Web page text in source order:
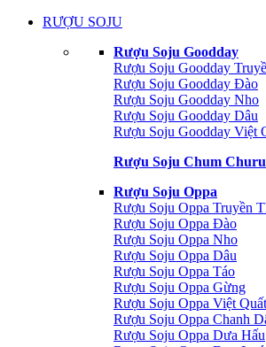
RƯỢU SOJU
Rượu Soju Goodday
Rượu Soju Goodday
Rượu Soju Goodday Đào
Rượu Soju Goodday Nho
Rượu Soju Goodday Dâu
Rượu Soju Goodday Việt
Rượu Soju Chum
Rượu Soju Oppa
Rượu Soju Oppa Truyền
Rượu Soju Oppa Đào
Rượu Soju Oppa Nho
Rượu Soju Oppa Dâu
Rượu Soju Oppa Táo
Rượu Soju Oppa Gừng
Rượu Soju Oppa Việt Quất
Rượu Soju Oppa Chanh
Rượu Soju Oppa Dưa Hấu